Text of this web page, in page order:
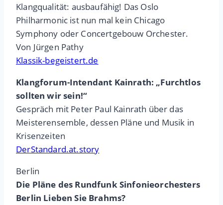
Klangqualität: ausbaufähig! Das Oslo
Philharmonic ist nun mal kein Chicago
Symphony oder Concertgebouw Orchester.
Von Jürgen Pathy
Klassik-begeistert.de
Klangforum-Intendant Kainrath: „Furchtlos
sollten wir sein!“
Gespräch mit Peter Paul Kainrath über das
Meisterensemble, dessen Pläne und Musik in
Krisenzeiten
DerStandard.at.story
Berlin
Die Pläne des Rundfunk Sinfonieorchesters
Berlin Lieben Sie Brahms?